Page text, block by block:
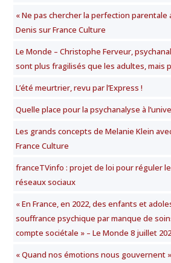
« Ne pas chercher la perfection parentale
Denis sur France Culture
Le Monde – Christophe Ferveur,
sont plus fragilisés que les adultes, mais
L’été meurtrier, revu par l’Express !
Quelle place pour la psychanalyse à
Les grands concepts de Melanie Klein
France Culture
franceTVinfo : projet de loi pour réguler
réseaux sociaux
« En France, en 2022, des enfants et
souffrance psychique par manque de
compte sociétale » – Le Monde 8 juillet
« Quand nos émotions nous gouvernent »